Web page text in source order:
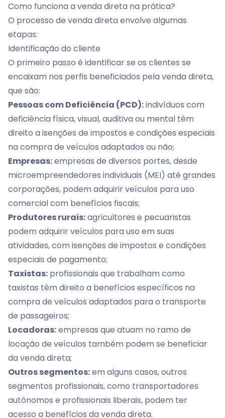
Como funciona a venda direta na prática?
O processo de venda direta envolve algumas
etapas:
Identificação do cliente
O primeiro passo é identificar se os clientes se
encaixam nos perfis beneficiados pela venda direta,
que são:
Pessoas com Deficiência (PCD):indivíduos com
deficiência física, visual, auditiva ou mental têm
direito a isenções de impostos e condições especiais
na compra de veículos adaptados ou não;
Empresas:empresas de diversos portes, desde
microempreendedores individuais (MEI) até grandes
corporações, podem adquirir veículos para uso
comercial com benefícios fiscais;
Produtores rurais:agricultores e pecuaristas
podem adquirir veículos para uso em suas
atividades, com isenções de impostos e condições
especiais de pagamento;
Taxistas: profissionais que trabalham como
taxistas têm direito a benefícios específicos na
compra de veículos adaptados para o transporte
de passageiros;
Locadoras:empresas que atuam no ramo de
locação de veículos também podem se beneficiar
da venda direta;
Outros segmentos:em alguns casos, outros
segmentos profissionais, como transportadores
autônomos e profissionais liberais, podem ter
acesso a benefícios da venda direta.